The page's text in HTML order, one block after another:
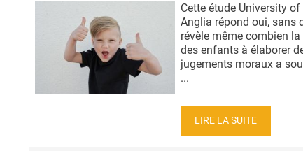
Cette étude University of
Anglia répond oui, sans
révèle même combien
des enfants à élaborer
jugements moraux a
...
LIRE LA SUITE